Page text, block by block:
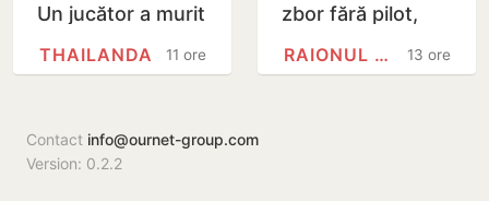
Un jucător a murit
chiar în timpul 11 ore
THAILANDA
zbor fără pilot,
13 ore
RAIONUL CAHUL
Contact info@ournet-group.com
Version: 0.2.2